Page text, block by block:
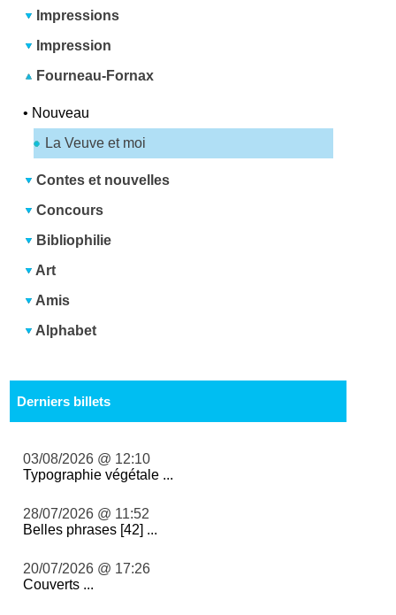
Impressions
Impression
Fourneau-Fornax
• Nouveau
La Veuve et moi
Contes et nouvelles
Concours
Bibliophilie
Art
Amis
Alphabet
Derniers billets
03/08/2026 @ 12:10
Typographie végétale ...
28/07/2026 @ 11:52
Belles phrases [42] ...
20/07/2026 @ 17:26
Couverts ...